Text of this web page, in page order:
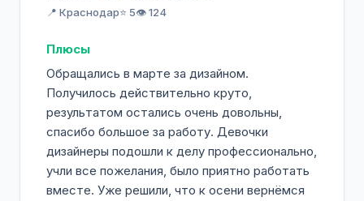
📍 Краснодар⭐ 5👁️ 124
Плюсы
Обращались в марте за дизайном.
Получилось действительно круто,
результатом остались очень довольны,
спасибо большое за работу. Девочки
дизайнеры подошли к делу профессионально,
учли все пожелания, было приятно работать
вместе. Уже решили, что к осени вернёмся